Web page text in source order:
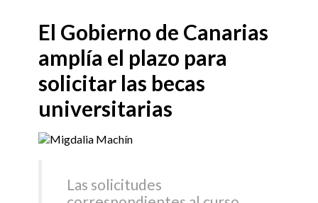
El Gobierno de Canarias
amplía el plazo para
solicitar las becas
universitarias
Las solicitudes